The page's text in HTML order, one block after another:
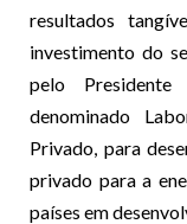
resultados
investimento do
pelo
denominado
Privado, para
privado para a
países em